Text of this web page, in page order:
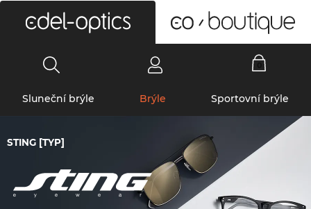
Sluneční brýle Brýle Sportovní brýle
STING [TYP]